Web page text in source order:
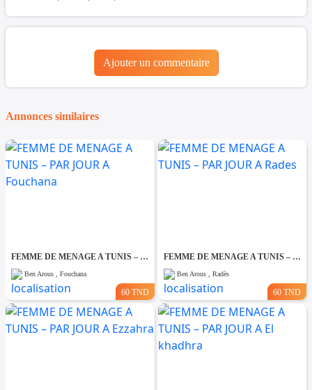
Ajouter un commentaire
Annonces similaires
FEMME DE MENAGE A TUNIS – PAR JOUR A Fouchana
Ben Arous , Fouchana
60 TND
FEMME DE MENAGE A TUNIS – PAR JOUR A Rades
Ben Arous , Radès
60 TND